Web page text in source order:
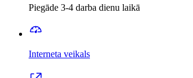
Piegāde 3-4 darba dienu laikā
Interneta veikals